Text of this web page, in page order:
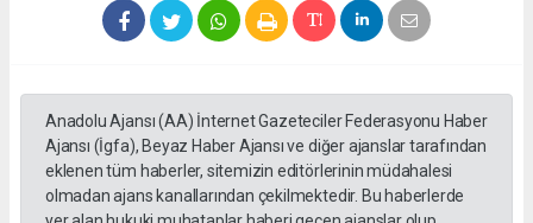
Anadolu Ajansı (AA) İnternet Gazeteciler Federasyonu Haber
Ajansı (İgfa), Beyaz Haber Ajansı ve diğer ajanslar tarafından
eklenen tüm haberler, sitemizin editörlerinin müdahalesi
olmadan ajans kanallarından çekilmektedir. Bu haberlerde